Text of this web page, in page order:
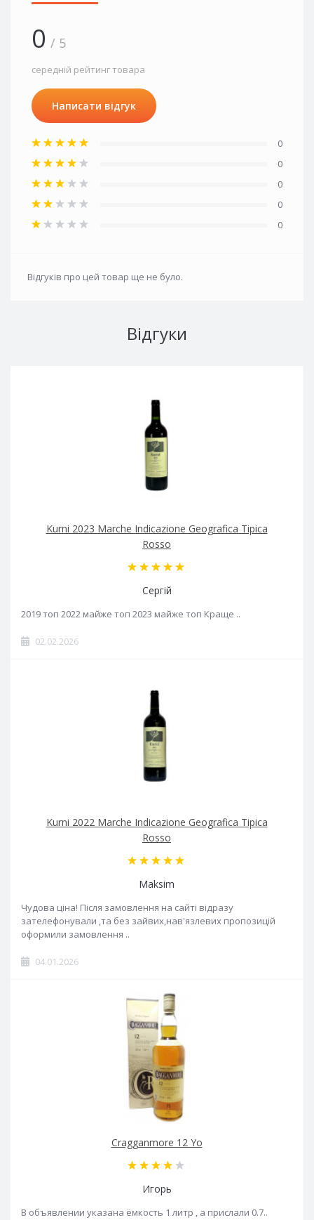
0 / 5
середній рейтинг товара
Написати відгук
0
0
0
0
0
Відгуків про цей товар ще не було.
Відгуки
Kurni 2023 Marche Indicazione Geografica Tipica
Rosso
Сергій
2019 топ 2022 майже топ 2023 майже топ Краще ..
02.02.2026
Kurni 2022 Marche Indicazione Geografica Tipica
Rosso
Maksim
Чудова ціна! Після замовлення на сайті відразу
зателефонували ,та без зайвих,нав'язлевих пропозицій
оформили замовлення ..
04.01.2026
Cragganmore 12 Yo
Игорь
В объявлении указана ёмкость 1 литр , а прислали 0.7..